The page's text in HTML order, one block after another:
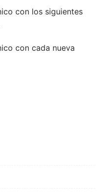
con los siguientes
con cada nueva